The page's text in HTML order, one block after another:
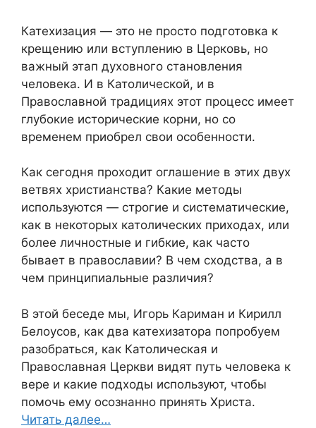
Катехизация — это не просто подготовка к
крещению или вступлению в Церковь, но
важный этап духовного становления
человека. И в Католической, и в
Православной традициях этот процесс имеет
глубокие исторические корни, но со
временем приобрел свои особенности.
Как сегодня проходит оглашение в этих двух
ветвях христианства? Какие методы
используются — строгие и систематические,
как в некоторых католических приходах, или
более личностные и гибкие, как часто
бывает в православии? В чем сходства, а в
чем принципиальные различия?
В этой беседе мы, Игорь Кариман и Кирилл
Белоусов, как два катехизатора попробуем
разобраться, как Католическая и
Православная Церкви видят путь человека к
вере и какие подходы используют, чтобы
помочь ему осознанно принять Христа.
Читать далее…